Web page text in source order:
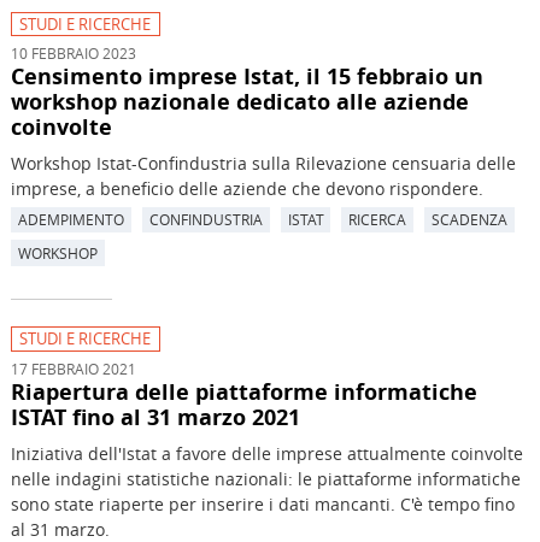
STUDI E RICERCHE
10 FEBBRAIO 2023
Censimento imprese Istat, il 15 febbraio un
workshop nazionale dedicato alle aziende
coinvolte
Workshop Istat-Confindustria sulla Rilevazione censuaria delle
imprese, a beneficio delle aziende che devono rispondere.
ADEMPIMENTO CONFINDUSTRIA ISTAT RICERCA
SCADENZA
WORKSHOP
STUDI E RICERCHE
17 FEBBRAIO 2021
Riapertura delle piattaforme informatiche
ISTAT fino al 31 marzo 2021
Iniziativa dell'Istat a favore delle imprese attualmente coinvolte
nelle indagini statistiche nazionali: le piattaforme informatiche
sono state riaperte per inserire i dati mancanti. C'è tempo fino
al 31 marzo.